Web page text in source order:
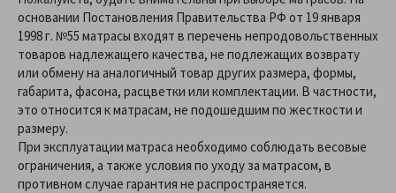
основании Постановления Правительства РФ от 19 января
1998 г. №55 матрасы входят в перечень непродовольственных
товаров надлежащего качества, не подлежащих возврату
или обмену на аналогичный товар других размера, формы,
габарита, фасона, расцветки или комплектации. В частности,
это относится к матрасам, не подошедшим по жесткости и
размеру.
При эксплуатации матраса необходимо соблюдать весовые
ограничения, а также условия по уходу за матрасом, в
противном случае гарантия не распространяется.